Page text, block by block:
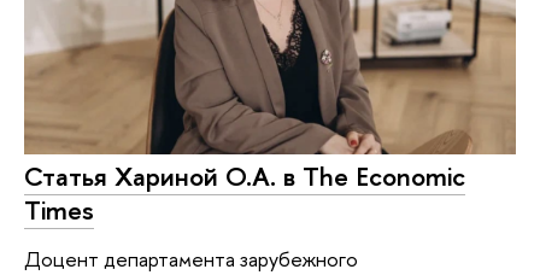
Статья Хариной О.А. в The Economic
Times
Доцент департамента зарубежного